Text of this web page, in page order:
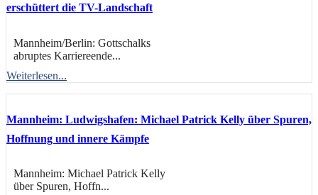
erschüttert die TV-Landschaft
Mannheim/Berlin: Gottschalks
abruptes Karriereende...
Weiterlesen...
Mannheim: Ludwigshafen: Michael Patrick Kelly über Spuren,
Hoffnung und innere Kämpfe
Mannheim: Michael Patrick Kelly
über Spuren, Hoffn...